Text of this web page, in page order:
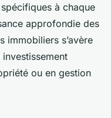
à chaque
approfondie des
immobiliers s’avère
ou en gestion